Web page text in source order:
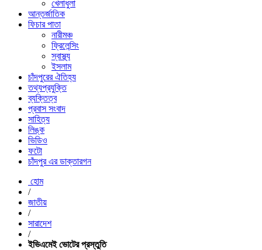
খেলাধুলা
আন্তর্জাতিক
ফিচার পাতা
নারীমঞ্চ
ফ্রিলেন্সিং
স্বাস্থ্য
ইসলাম
চাঁদপুরের ঐতিহ্য
তথ্যপ্রযুক্তি
ব্যক্তিত্ব
প্রবাস সংবাদ
সাহিত্য
লিঙ্ক
ভিডিও
ফটো
চাঁদপুর এর ডাক্তারগন
হোম
/
জাতীয়
/
সারাদেশ
/
ইভিএমেই ভোটের প্রস্তুতি